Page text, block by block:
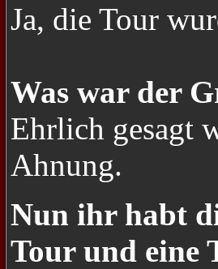
Ja, die Tour
Was war der
Ehrlich gesagt
Ahnung.
Nun ihr habt
Tour und eine